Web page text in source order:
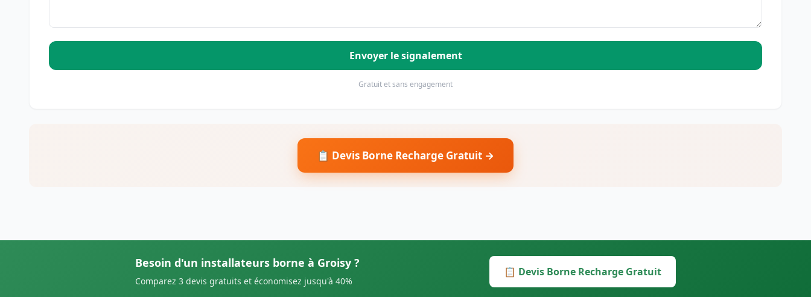
Envoyer le signalement
Gratuit et sans engagement
📋 Devis Borne Recharge Gratuit →
Besoin d'un installateurs borne à Groisy ?
Comparez 3 devis gratuits et économisez jusqu'à 40%
📋 Devis Borne Recharge Gratuit